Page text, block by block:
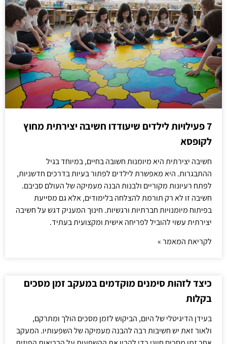
7 פעילויות לילדים שיעודדו חשיבה יצירתית מחוץ
לקופסא
חשיבה יצירתית היא מיומנות חשובה בחיים, במיוחד בגיל
ההתבגרות. היא מאפשרת לילדים לפתור בעיות בדרכים חדשניות,
לפתח רעיונות מקוריים ולבנות הבנה מעמיקה של העולם סביבם.
חשיבה זו לא רק תורמת להצלחה בלימודים, אלא גם מסייעת
בפיתוח מיומנויות חברתיות ורגשיות. חינוך המעניק דגש על חשיבה
יצירתית עשוי להוביל לפריחה אישית ומקצועית בעתיד.
לקריאת המאמר »
כיצד לזהות סימנים מוקדמים במעקב זמן מסכים
בקלות
בעידן הדיגיטלי של היום, הביקוש לזמן מסכים הולך ומתרקם,
ולאור זאת יש חשיבות רבה להבנה מעמיקה של השפעותיו. המעקב